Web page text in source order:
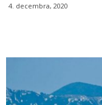
4. decembra, 2020